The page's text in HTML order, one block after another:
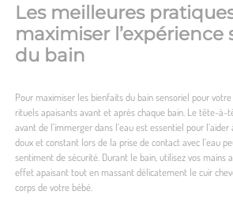
Les meilleures
maximiser l’expérience
du bain
Pour maximiser les bienfaits du bain sensoriel pour
rituels apaisants avant et après chaque bain. Le tête-
avant de l’immerger dans l’eau est essentiel pour
doux et constant lors de la prise de contact avec l’eau
sentiment de sécurité. Durant le bain, utilisez vos mains
effet apaisant tout en massant délicatement le cuir
corps de votre bébé.